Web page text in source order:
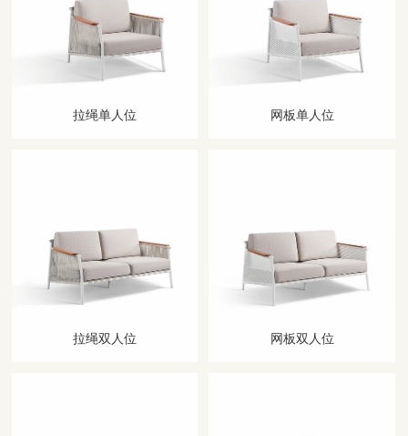
拉绳单人位 网板单人位
拉绳双人位 网板双人位